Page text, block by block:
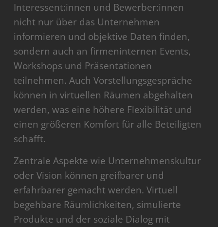
Interessent:innen und Bewerber:innen
nicht nur über das Unternehmen
informieren und objektive Daten finden,
sondern auch an firmeninternen Events,
Workshops und Präsentationen
teilnehmen. Auch Vorstellungsgespräche
können in virtuellen Räumen abgehalten
werden, was eine höhere Flexibilität und
einen größeren Komfort für alle Beteiligten
schafft.
Zentrale Aspekte wie Unternehmenskultur
oder Vision können greifbarer und
erfahrbarer gemacht werden. Virtuell
begehbare Räumlichkeiten, simulierte
Produkte und der soziale Dialog mit